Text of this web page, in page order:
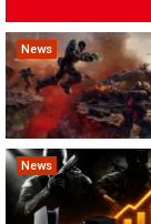
News
News